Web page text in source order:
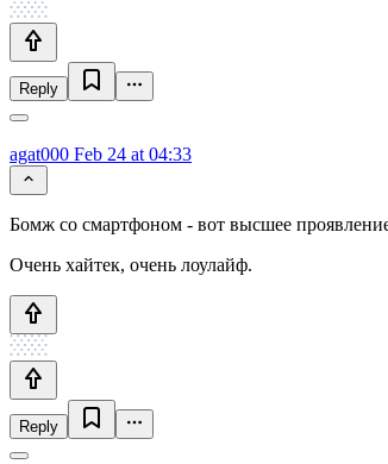
Reply
agat000 Feb 24 at 04:33
Бомж со смартфоном - вот высшее
Очень хайтек, очень лоулайф.
Reply